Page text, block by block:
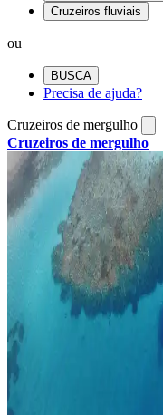
Cruzeiros fluviais
ou
BUSCA
Precisa de ajuda?
Cruzeiros de mergulho
Cruzeiros de mergulho